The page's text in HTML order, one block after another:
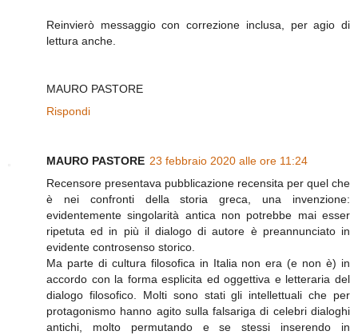
Reinvierò messaggio con correzione inclusa, per agio di
lettura anche.
MAURO PASTORE
Rispondi
MAURO PASTORE 23 febbraio 2020 alle ore 11:24
Recensore presentava pubblicazione recensita per quel che
è nei confronti della storia greca, una invenzione:
evidentemente singolarità antica non potrebbe mai esser
ripetuta ed in più il dialogo di autore è preannunciato in
evidente controsenso storico.
Ma parte di cultura filosofica in Italia non era (e non è) in
accordo con la forma esplicita ed oggettiva e letteraria del
dialogo filosofico. Molti sono stati gli intellettuali che per
protagonismo hanno agito sulla falsariga di celebri dialoghi
antichi, molto permutando e se stessi inserendo in